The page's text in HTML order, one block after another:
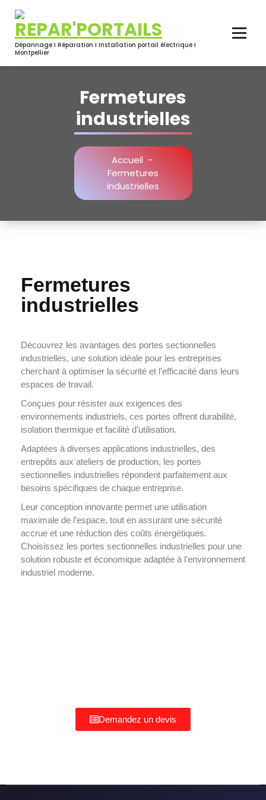
Dépannage I Réparation I Installation portail électrique I
Montpellier
Fermetures
industrielles
Accueil-
Fermetures
industrielles
Fermetures
industrielles
Découvrez les avantages des portes sectionnelles
industrielles, une solution idéale pour les entreprises
cherchant à optimiser la sécurité et l’efficacité dans leurs
espaces de travail.
Conçues pour résister aux exigences des
environnements industriels, ces portes offrent durabilité,
isolation thermique et facilité d’utilisation.
Adaptées à diverses applications industrielles, des
entrepôts aux ateliers de production, les portes
sectionnelles industrielles répondent parfaitement aux
besoins spécifiques de chaque entreprise.
Leur conception innovante permet une utilisation
maximale de l’espace, tout en assurant une sécurité
accrue et une réduction des coûts énergétiques.
Choisissez les portes sectionnelles industrielles pour une
solution robuste et économique adaptée à l’environnement
industriel moderne.
Demandez un devis